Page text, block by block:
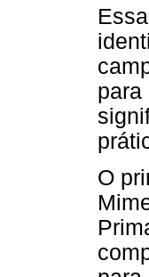
para
O